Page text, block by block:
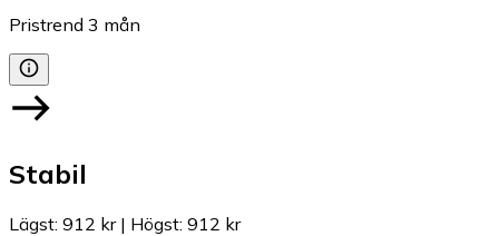
Pristrend 3 mån
Stabil
Lägst: 912 kr| Högst: 912 kr